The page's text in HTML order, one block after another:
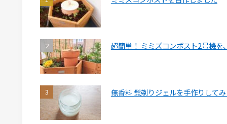
超簡単！ ミミズコンポスト2号機を
無香料 髭剃りジェルを手作りして